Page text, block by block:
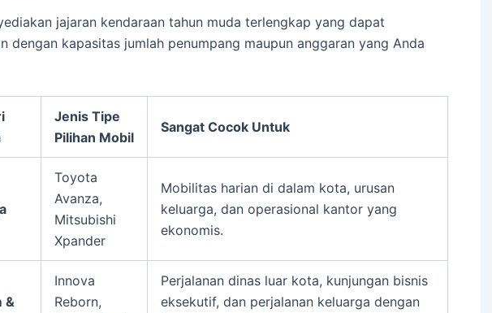
jajaran kendaraan tahun muda terlengkap yang dapat
dengan kapasitas jumlah penumpang maupun anggaran yang Anda
Jenis Tipe
Pilihan Mobil
Sangat Cocok Untuk
Toyota
Avanza,
Mitsubishi
Xpander
Mobilitas harian di dalam kota, urusan
keluarga, dan operasional kantor yang
ekonomis.
&
Innova
Reborn,
Perjalanan dinas luar kota, kunjungan bisnis
eksekutif, dan perjalanan keluarga dengan